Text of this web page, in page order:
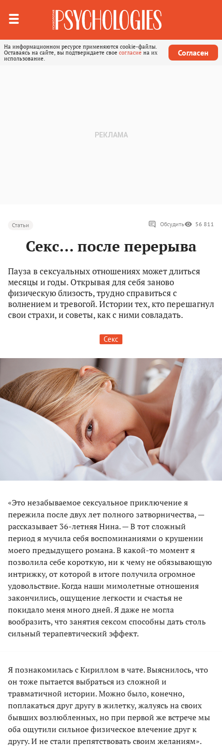
На информационном ресурсе применяются cookie-файлы.
Оставаясь на сайте, вы подтверждаете свое согласие на их
использование.
Согласен
Статьи Обсудить 56 811
Секс... после перерыва
Пауза в сексуальных отношениях может длиться
месяцы и годы. Открывая для себя заново
физическую близость, трудно справиться с
волнением и тревогой. Истории тех, кто перешагнул
свои страхи, и советы, как с ними совладать.
Секс
«Это незабываемое сексуальное приключение я
пережила после двух лет полного затворничества, —
рассказывает 36-летняя Нина. — В тот сложный
период я мучила себя воспоминаниями о крушении
моего предыдущего романа. В какой-то момент я
позволила себе короткую, ни к чему не обязывающую
интрижку, от которой в итоге получила огромное
удовольствие. Когда наши мимолетные отношения
закончились, ощущение легкости и счастья не
покидало меня много дней. Я даже не могла
вообразить, что занятия сексом cпособны дать столь
сильный терапевтический эффект.
Я познакомилась с Кириллом в чате. Выяснилось, что
он тоже пытается выбраться из сложной и
травматичной истории. Можно было, конечно,
поплакаться друг другу в жилетку, жалуясь на своих
бывших возлюбленных, но при первой же встрече мы
оба ощутили сильное физическое влечение друг к
другу. И не стали препятствовать своим желаниям».